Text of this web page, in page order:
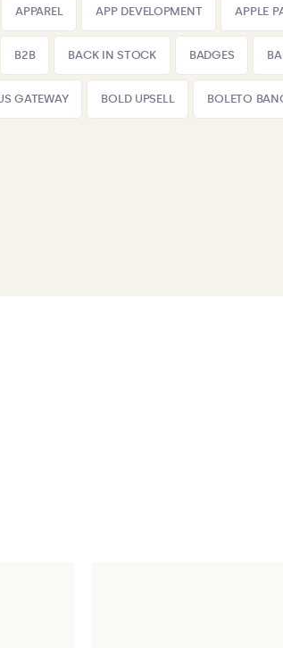
APPAREL APP DEVELOPMENT APPLE
B2B BACK IN STOCK BADGES
GATEWAY BOLD UPSELL BOLETO